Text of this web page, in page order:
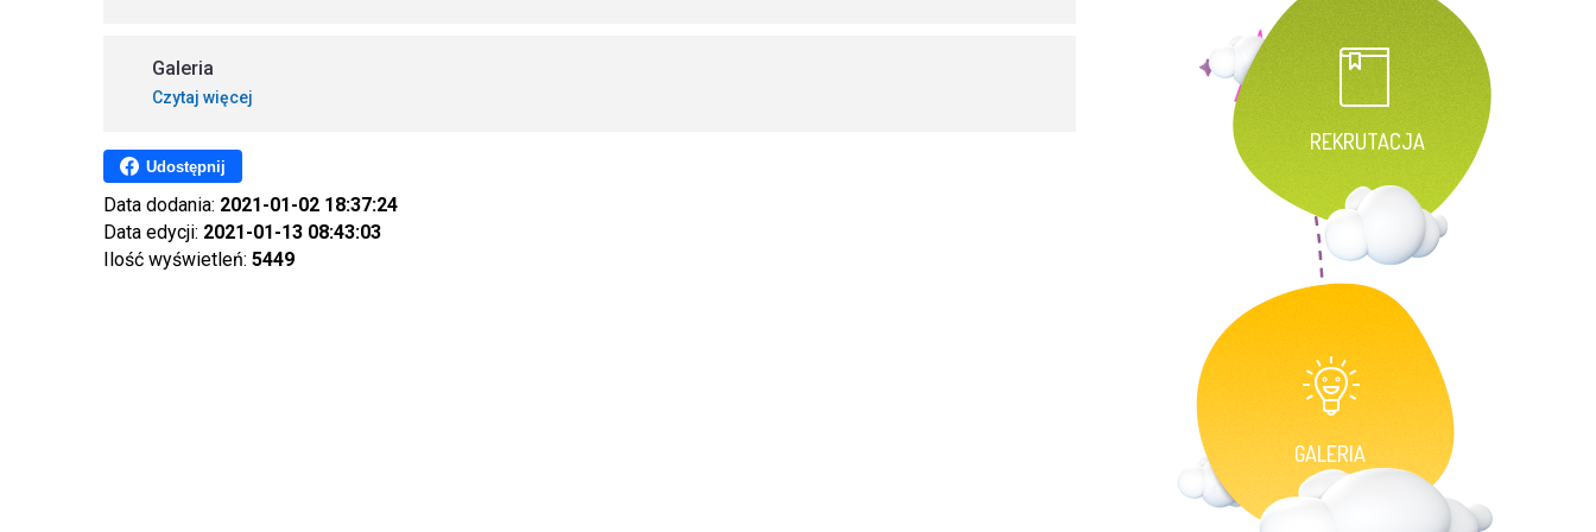
Galeria
Czytaj więcej
Udostępnij
Data dodania: 2021-01-02 18:37:24
Data edycji: 2021-01-13 08:43:03
Ilość wyświetleń: 5449
REKRUTACJA
GALERIA